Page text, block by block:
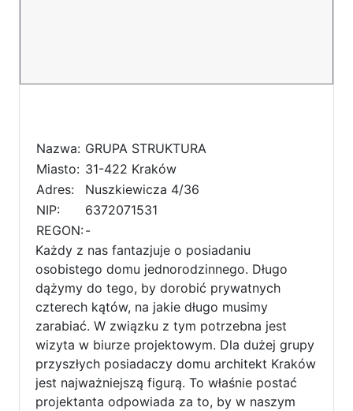
Nazwa: GRUPA STRUKTURA
Miasto: 31-422 Kraków
Adres:
Nuszkiewicza 4/36
NIP:
6372071531
REGON:-
Każdy z nas fantazjuje o posiadaniu
osobistego domu jednorodzinnego. Długo
dążymy do tego, by dorobić prywatnych
czterech kątów, na jakie długo musimy
zarabiać. W związku z tym potrzebna jest
wizyta w biurze projektowym. Dla dużej grupy
przyszłych posiadaczy domu architekt Kraków
jest najważniejszą figurą. To właśnie postać
projektanta odpowiada za to, by w naszym